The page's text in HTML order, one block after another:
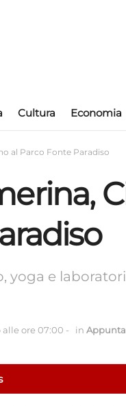
Cultura Economia
al Parco Fonte Paradiso
yoga e
ore 07:00 - in